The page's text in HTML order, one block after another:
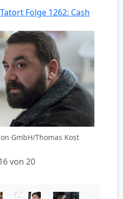
Tatort Folge 1262: Cash
GmbH/Thomas Kost
von 20